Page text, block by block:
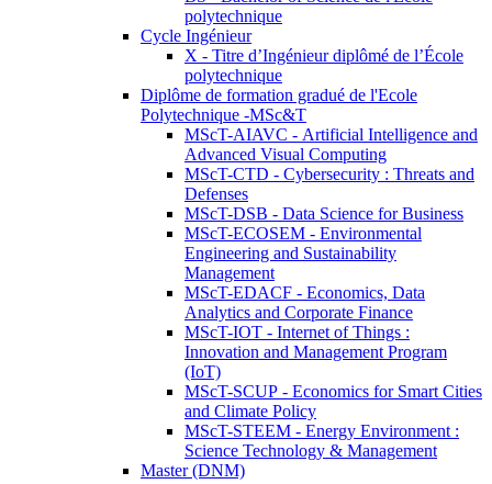
polytechnique
Cycle Ingénieur
X - Titre d’Ingénieur diplômé de l’École
polytechnique
Diplôme de formation gradué de l'Ecole
Polytechnique -MSc&T
MScT-AIAVC - Artificial Intelligence and
Advanced Visual Computing
MScT-CTD - Cybersecurity : Threats and
Defenses
MScT-DSB - Data Science for Business
MScT-ECOSEM - Environmental
Engineering and Sustainability
Management
MScT-EDACF - Economics, Data
Analytics and Corporate Finance
MScT-IOT - Internet of Things :
Innovation and Management Program
(IoT)
MScT-SCUP - Economics for Smart Cities
and Climate Policy
MScT-STEEM - Energy Environment :
Science Technology & Management
Master (DNM)